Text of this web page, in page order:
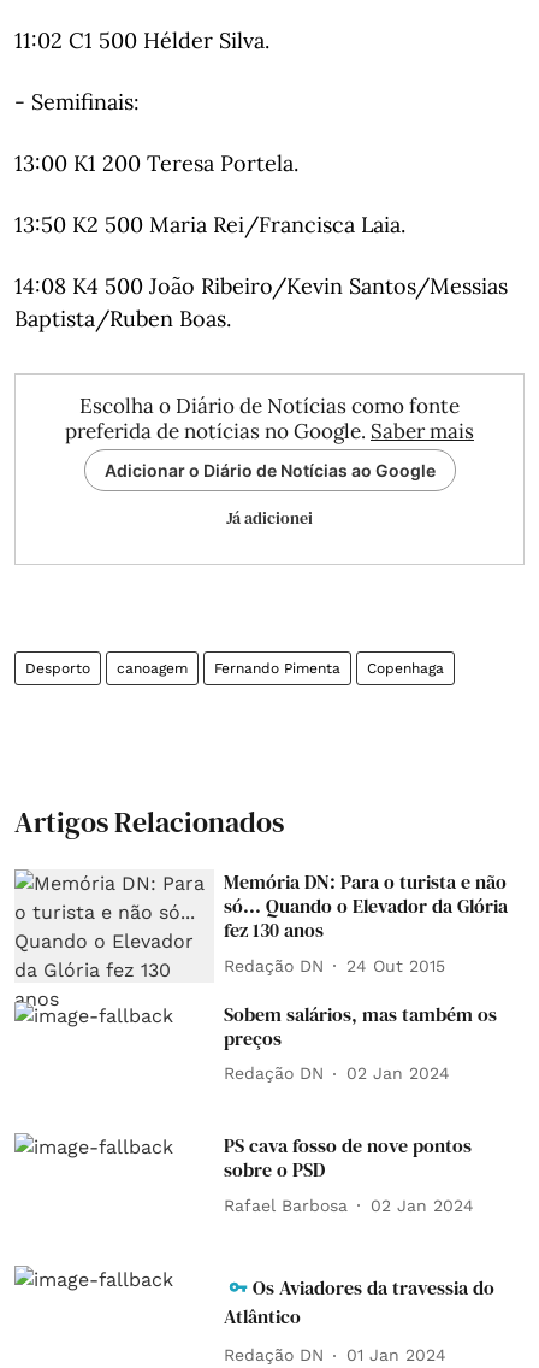
11:02 C1 500 Hélder Silva.
- Semifinais:
13:00 K1 200 Teresa Portela.
13:50 K2 500 Maria Rei/Francisca Laia.
14:08 K4 500 João Ribeiro/Kevin Santos/Messias
Baptista/Ruben Boas.
Escolha o Diário de Notícias como fonte
preferida de notícias no Google. Saber mais
Adicionar o Diário de Notícias ao Google
Já adicionei
Desporto canoagem Fernando Pimenta Copenhaga
Artigos Relacionados
Memória DN: Para o turista e não
só... Quando o Elevador da Glória
fez 130 anos
Redação DN 24 Out 2015
Sobem salários, mas também os
preços
Redação DN 02 Jan 2024
PS cava fosso de nove pontos
sobre o PSD
Rafael Barbosa 02 Jan 2024
Os Aviadores da travessia do
Atlântico
Redação DN 01 Jan 2024